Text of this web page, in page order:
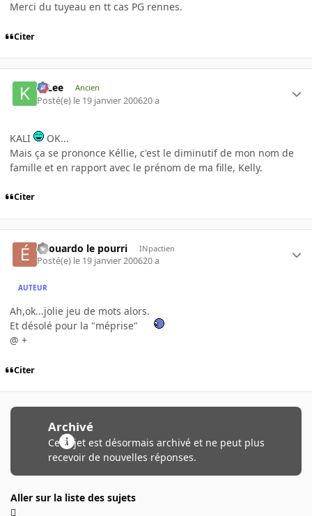
Merci du tuyeau en tt cas PG rennes.
Citer
K-Lee Ancien
Posté(e) le 19 janvier 200620 a
KALI
OK...
Mais ça se prononce Kéllie, c'est le diminutif de mon nom de
famille et en rapport avec le prénom de ma fille, Kelly.
Citer
édouardo le pourri INpactien
Posté(e) le 19 janvier 200620 a
AUTEUR
Ah,ok...jolie jeu de mots alors.
Et désolé pour la "méprise"
@ +
Citer
Archivé
Ce sujet est désormais archivé et ne peut plus
recevoir de nouvelles réponses.
Aller sur la liste des sujets